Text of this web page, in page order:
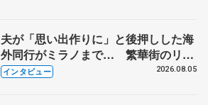
夫が「思い出作りに」と後押しした海
外同行がミラノまで… 繁華街のリン
クでは不良のお兄さんも味方に 小林
インタビュー 2026.08.05